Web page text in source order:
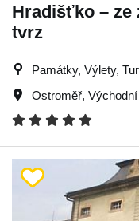
Hradišťko – ze
tvrz
Památky, Výlety,
Ostroměř,